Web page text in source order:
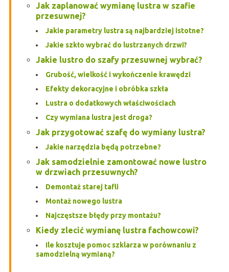
Jak zaplanować wymianę lustra w szafie
przesuwnej?
Jakie parametry lustra są najbardziej istotne?
Jakie szkło wybrać do lustrzanych drzwi?
Jakie lustro do szafy przesuwnej wybrać?
Grubość, wielkość i wykończenie krawędzi
Efekty dekoracyjne i obróbka szkła
Lustra o dodatkowych właściwościach
Czy wymiana lustra jest droga?
Jak przygotować szafę do wymiany lustra?
Jakie narzędzia będą potrzebne?
Jak samodzielnie zamontować nowe lustro
w drzwiach przesuwnych?
Demontaż starej tafli
Montaż nowego lustra
Najczęstsze błędy przy montażu?
Kiedy zlecić wymianę lustra fachowcowi?
Ile kosztuje pomoc szklarza w porównaniu z
samodzielną wymianą?